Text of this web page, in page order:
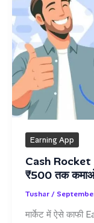
₹500
तक
Best
Earning
App
Earning App
Cash Rocket
₹500 तक
Tushar /
मार्केट में ऐसे काफी